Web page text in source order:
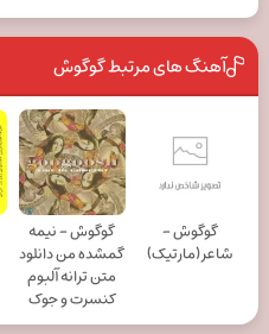
آهنگ های مرتبط گوگوش
گوگوش -
شاعر(مارتیک)
گوگوش - نیمه
گمشده من دانلود
متن ترانه آلبوم
کنسرت و جوک